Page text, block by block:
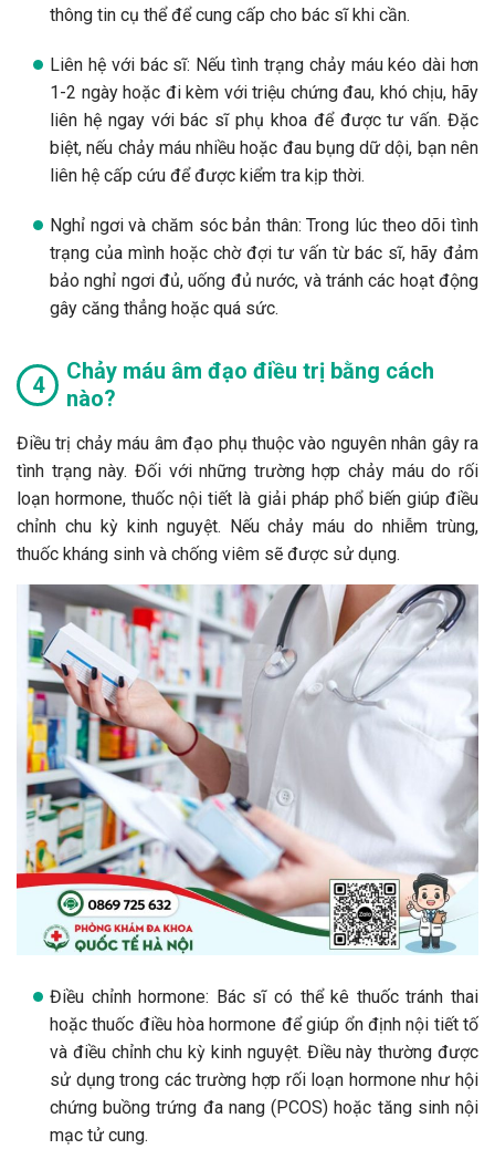
thông tin cụ thể để cung cấp cho bác sĩ khi cần.
Liên hệ với bác sĩ: Nếu tình trạng chảy máu kéo dài hơn
1-2 ngày hoặc đi kèm với triệu chứng đau, khó chịu, hãy
liên hệ ngay với bác sĩ phụ khoa để được tư vấn. Đặc
biệt, nếu chảy máu nhiều hoặc đau bụng dữ dội, bạn nên
liên hệ cấp cứu để được kiểm tra kịp thời.
Nghỉ ngơi và chăm sóc bản thân: Trong lúc theo dõi tình
trạng của mình hoặc chờ đợi tư vấn từ bác sĩ, hãy đảm
bảo nghỉ ngơi đủ, uống đủ nước, và tránh các hoạt động
gây căng thẳng hoặc quá sức.
Chảy máu âm đạo điều trị bằng cách
nào?
Điều trị chảy máu âm đạo phụ thuộc vào nguyên nhân gây ra
tình trạng này. Đối với những trường hợp chảy máu do rối
loạn hormone, thuốc nội tiết là giải pháp phổ biến giúp điều
chỉnh chu kỳ kinh nguyệt. Nếu chảy máu do nhiễm trùng,
thuốc kháng sinh và chống viêm sẽ được sử dụng.
Điều chỉnh hormone: Bác sĩ có thể kê thuốc tránh thai
hoặc thuốc điều hòa hormone để giúp ổn định nội tiết tố
và điều chỉnh chu kỳ kinh nguyệt. Điều này thường được
sử dụng trong các trường hợp rối loạn hormone như hội
chứng buồng trứng đa nang (PCOS) hoặc tăng sinh nội
mạc tử cung.